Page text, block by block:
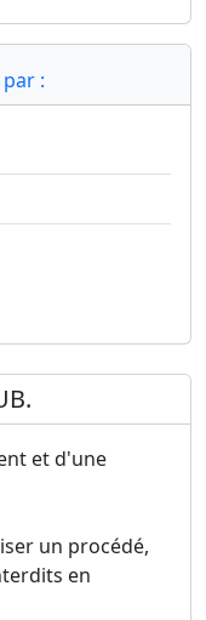
:
et d'une
un procédé,
en